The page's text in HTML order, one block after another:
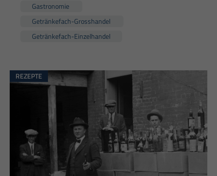
Gastronomie
Getränkefach-Grosshandel
Getränkefach-Einzelhandel
REZEPTE